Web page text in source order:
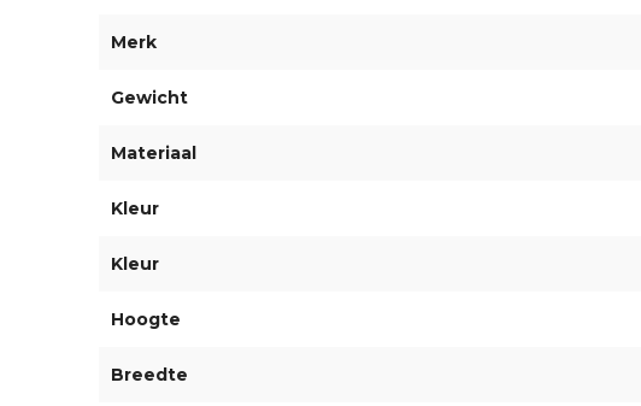
Merk
Gewicht
Materiaal
Kleur
Kleur
Hoogte
Breedte